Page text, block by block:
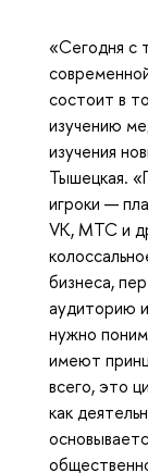
«Сегодня с
состоит в
изучению
изучения
Тышецкая.
игроки —
VK, MTC и
бизнеса,
аудиторию
нужно
имеют
всего, это
как